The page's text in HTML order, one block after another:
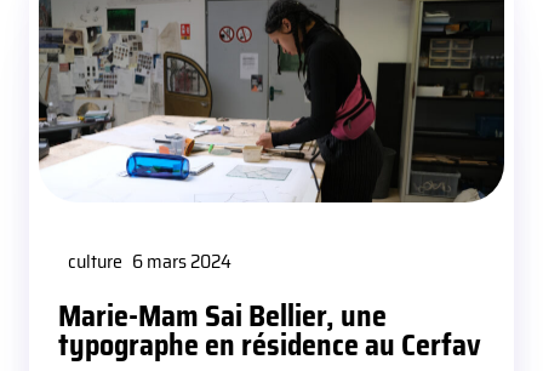
culture 6 mars 2024
Marie-Mam Sai Bellier, une
typographe en résidence au Cerfav